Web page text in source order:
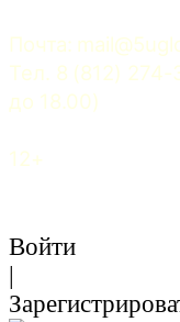
Почта:
Тел. 8 (812)
до 18.00)
12+
Войти
|